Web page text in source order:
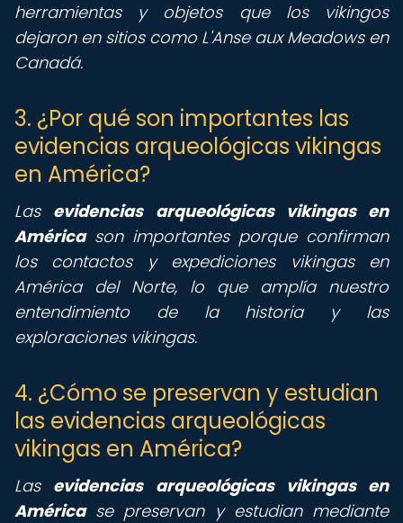
herramientas y objetos que los vikingos
dejaron en sitios como L'Anse aux Meadows en
Canadá.
3. ¿Por qué son importantes las
evidencias arqueológicas vikingas
en América?
Las evidencias arqueológicas vikingas en
Américason importantes porque confirman
los contactos y expediciones vikingas en
América del Norte, lo que amplía nuestro
entendimiento de la historia y las
exploraciones vikingas.
4. ¿Cómo se preservan y estudian
las evidencias arqueológicas
vikingas en América?
Las evidencias arqueológicas vikingas en
Américase preservan y estudian mediante